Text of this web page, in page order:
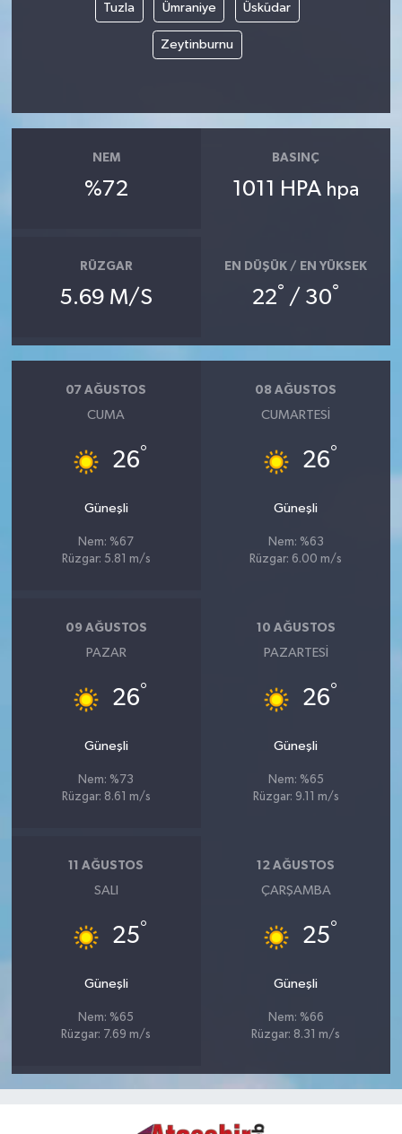
Tuzla Ümraniye Üsküdar
Zeytinburnu
NEM
%72
BASINÇ
1011 HPA hpa
RÜZGAR
5.69 M/S
EN DÜŞÜK / EN YÜKSEK
22° / 30°
07 AĞUSTOS
CUMA
26°
Güneşli
Nem: %67
Rüzgar: 5.81 m/s
08 AĞUSTOS
CUMARTESI
26°
Güneşli
Nem: %63
Rüzgar: 6.00 m/s
09 AĞUSTOS
PAZAR
26°
Güneşli
Nem: %73
Rüzgar: 8.61 m/s
10 AĞUSTOS
PAZARTESI
26°
Güneşli
Nem: %65
Rüzgar: 9.11 m/s
11 AĞUSTOS
SALI
25°
Güneşli
Nem: %65
Rüzgar: 7.69 m/s
12 AĞUSTOS
ÇARŞAMBA
25°
Güneşli
Nem: %66
Rüzgar: 8.31 m/s